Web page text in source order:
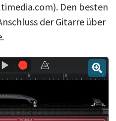
Den besten
der Gitarre über